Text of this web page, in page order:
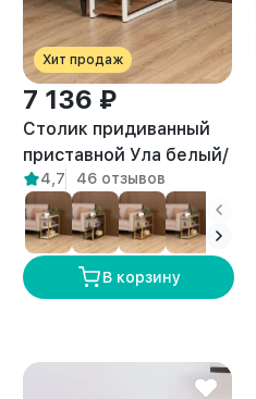
Хит продаж
7 136 ₽
Столик придиванный
приставной Ула белый/
амаретто
4,7 46 отзывов
В корзину